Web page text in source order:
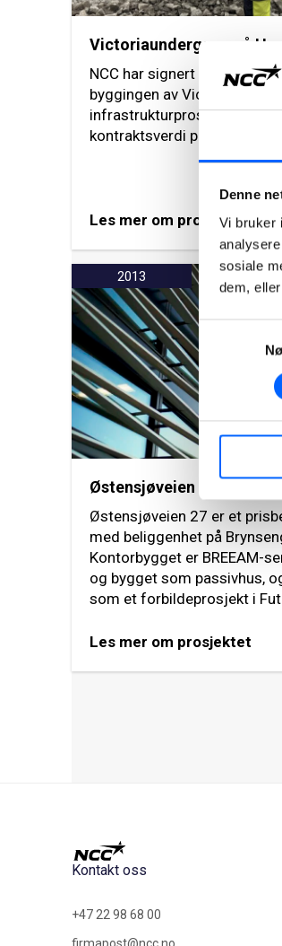
Denne
Vi bruker
sosiale
dem,
Samtykkevalg
Victoriaundergang på
NCC har signert kontrakt
byggingen av Victoria-
infrastrukturprosjekt i
kontraktsverdi på ca. NOK
Les mer om prosjektet
2013
Østensjøveien 27, Oslo
Østensjøveien 27 er et
med beliggenhet på
Kontorbygget er BREEAM-
og bygget som passivhus,
som et forbildeprosjekt i
Les mer om prosjektet
Kontakt oss
+47 22 98 68 00